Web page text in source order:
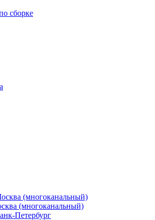
сборке
(многоканальный)
(многоканальный)
Петербург